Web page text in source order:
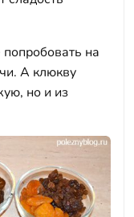
на
А клюкву
но и из